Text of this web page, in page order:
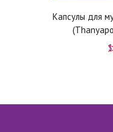
Капсулы для